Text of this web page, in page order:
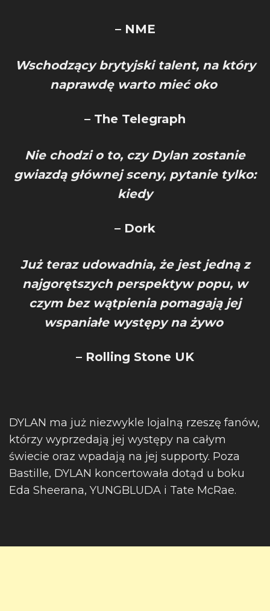
– NME
Wschodzący brytyjski talent, na który
naprawdę warto mieć oko
– The Telegraph
Nie chodzi o to, czy Dylan zostanie
gwiazdą głównej sceny, pytanie tylko:
kiedy
– Dork
Już teraz udowadnia, że jest jedną z
najgorętszych perspektyw popu, w
czym bez wątpienia pomagają jej
wspaniałe występy na żywo
– Rolling Stone UK
DYLAN ma już niezwykle lojalną rzeszę fanów,
którzy wyprzedają jej występy na całym
świecie oraz wpadają na jej supporty. Poza
Bastille, DYLAN koncertowała dotąd u boku
Eda Sheerana, YUNGBLUDA i Tate McRae.